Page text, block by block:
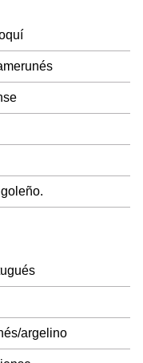
argelino